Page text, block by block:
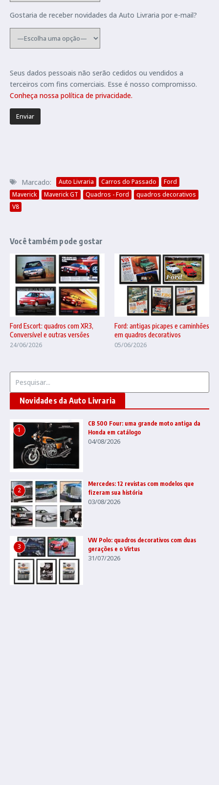
Gostaria de receber novidades da Auto Livraria por e-mail?
Seus dados pessoais não serão cedidos ou vendidos a
terceiros com fins comerciais. Esse é nosso compromisso.
Conheça nossa política de privacidade.
Marcado: Auto Livraria Carros do Passado
Ford
Maverick
Maverick GT Quadros - Ford
quadros decorativos
V8
Você também pode gostar
Ford Escort: quadros com XR3,
Conversível e outras versões
24/06/2026
Ford: antigas picapes e caminhões
em quadros decorativos
05/06/2026
Novidades da Auto Livraria
1
CB 500 Four: uma grande moto antiga da
Honda em catálogo
04/08/2026
2
Mercedes: 12 revistas com modelos que
fizeram sua história
03/08/2026
3
VW Polo: quadros decorativos com duas
gerações e o Virtus
31/07/2026